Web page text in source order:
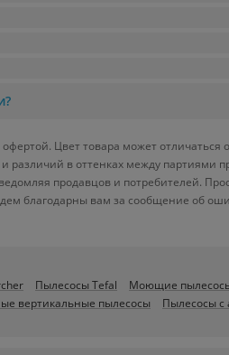
Цвет товара может отличаться
различий в оттенках между партиями
продавцов и потребителей.
благодарны вам за сообщение об
Пылесосы Tefal
Моющие
вертикальные пылесосы
Пылесосы с